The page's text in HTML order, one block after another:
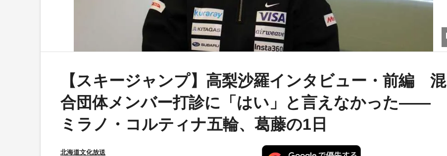
【スキージャンプ】高梨沙羅インタビュー・前編 混
合団体メンバー打診に「はい」と言えなかった――
ミラノ・コルティナ五輪、葛藤の1日
北海道文化放送